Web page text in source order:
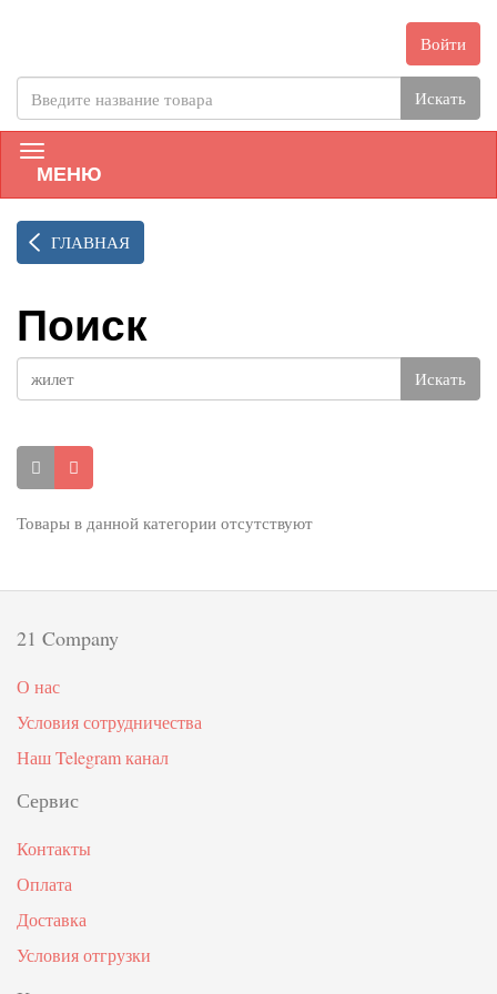
Войти
Искать
МЕНЮ
ГЛАВНАЯ
Поиск
Искать
Товары в данной категории отсутствуют
21 Company
О нас
Условия сотрудничества
Наш Telegram канал
Сервис
Контакты
Оплата
Доставка
Условия отгрузки